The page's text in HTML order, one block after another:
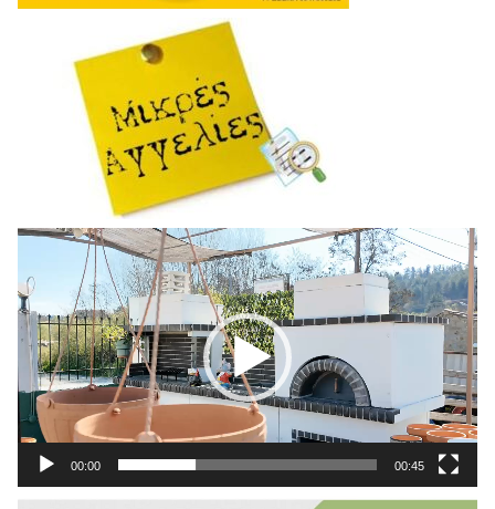
Πρόγραμμα
Αναπαραγωγής
Βίντεο
00:00 00:45